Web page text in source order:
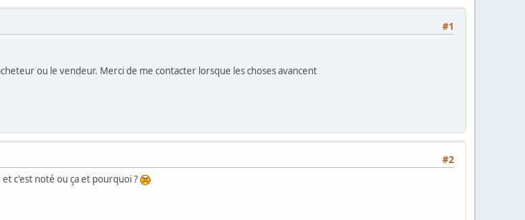
#1
ou le vendeur. Merci de me contacter lorsque les choses avancent
#2
et c'est noté ou ça et pourquoi ?